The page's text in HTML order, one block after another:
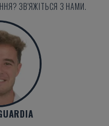
ЗВ'ЯЖІТЬСЯ З НАМИ.